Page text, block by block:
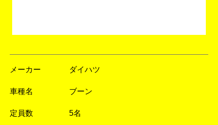
メーカー ダイハツ
車種名 ブーン
定員数 5名